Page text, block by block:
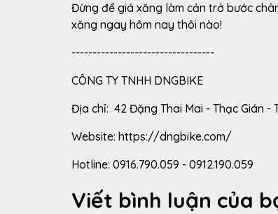
Đừng để giá xăng làm cản trở bước
xăng ngay hôm nay thôi nào!
----------------------------------
CÔNG TY TNHH DNGBIKE
Địa chỉ: 42 Đặng Thai Mai - Thạc Gián -
Website: https://dngbike.com/
Hotline: 0916.790.059 - 0912.190.059
Viết bình luận của